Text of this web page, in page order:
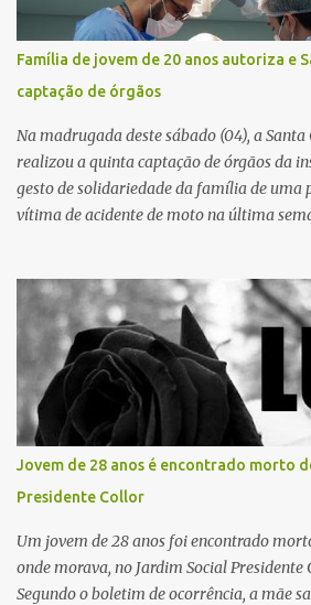
regionalização dos serviços de saúde.
de demandas crescentes e recursos
principal missão da gestão pública não é
mas decidir melhor onde investir para
possível à população. Essa reflexão
teoria da admini...
Família de jovem de 20 anos autoriza e
captação de órgãos
Na madrugada deste sábado (04), a Santa
realizou a quinta captação de órgãos da
gesto de solidariedade da família de uma
vítima de acidente de moto na última
Por se tratar de um órgão com curto
equipe responsável pela captação do
em uma aeronave da Força Aérea
agilidade no transporte e na realização
retirada do órgão, a Guarda Civil Municipal
Prefeitura de São Carlos, realizou o
aeroporto, de onde a aeronave da FAB
coordenada pela Comissão Intra-
e Tecidos para Transplantes (CIHDOTT) da
Jovem de 28 anos é encontrado morto
Presidente Collor
Um jovem de 28 anos foi encontrado
onde morava, no Jardim Social Presidente
Segundo o boletim de ocorrência, a mãe